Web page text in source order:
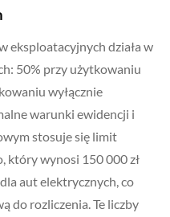
eksploatacyjnych działa w
50% przy użytkowaniu
wyłącznie
warunki ewidencji i
stosuje się limit
który wynosi 150 000 zł
aut elektrycznych, co
do rozliczenia. Te liczby